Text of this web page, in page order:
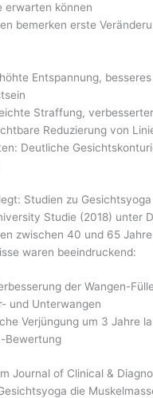
erwarten können
bemerken erste
Entspannung, besseres
Straffung,
Reduzierung von
Deutliche
Studien zu Gesichtsyoga
Studie (2018) unter
zwischen 40 und 65
waren beeindruckend:
der Wangen-Fülle
und Unterwangen
Verjüngung um 3 Jahre
Bewertung
Journal of Clinical &
die